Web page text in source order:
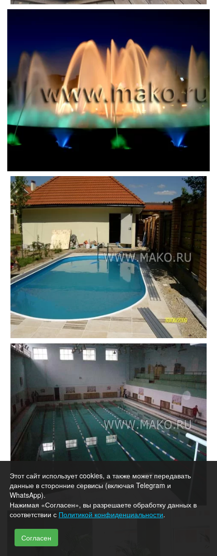
Этот сайт использует cookies, а также может передавать
данные в сторонние сервисы (включая Telegram и
WhatsApp).
Нажимая «Согласен», вы разрешаете обработку данных в
соответствии с Политикой конфиденциальности.
Согласен